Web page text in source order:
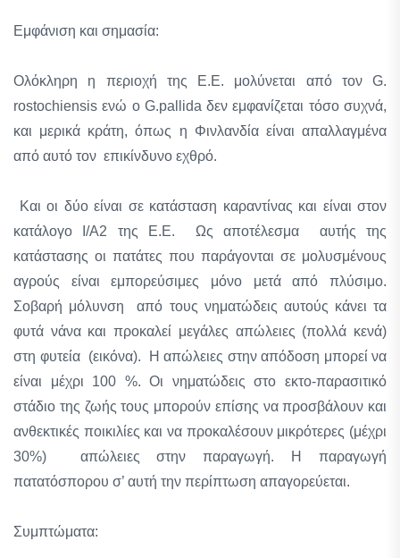
Εμφάνιση και σημασία:
Ολόκληρη η περιοχή της Ε.Ε. μολύνεται από τον G.
rostochiensis ενώ ο G.pallida δεν εμφανίζεται τόσο συχνά,
και μερικά κράτη, όπως η Φινλανδία είναι απαλλαγμένα
από αυτό τον επικίνδυνο εχθρό.
Και οι δύο είναι σε κατάσταση καραντίνας και είναι στον
κατάλογο I/A2 της Ε.Ε. Ως αποτέλεσμα αυτής της
κατάστασης οι πατάτες που παράγονται σε μολυσμένους
αγρούς είναι εμπορεύσιμες μόνο μετά από πλύσιμο.
Σοβαρή μόλυνση από τους νηματώδεις αυτούς κάνει τα
φυτά νάνα και προκαλεί μεγάλες απώλειες (πολλά κενά)
στη φυτεία (εικόνα). Η απώλειες στην απόδοση μπορεί να
είναι μέχρι 100 %. Οι νηματώδεις στο εκτο-παρασιτικό
στάδιο της ζωής τους μπορούν επίσης να προσβάλουν και
ανθεκτικές ποικιλίες και να προκαλέσουν μικρότερες (μέχρι
30%) απώλειες στην παραγωγή. Η παραγωγή
πατατόσπορου σ’ αυτή την περίπτωση απαγορεύεται.
Συμπτώματα: